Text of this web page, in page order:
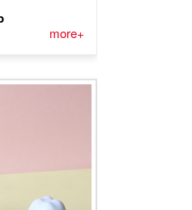
more+